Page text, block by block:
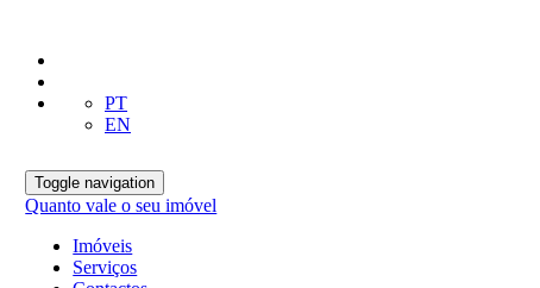
PT
EN
Toggle navigation
Quanto vale o seu imóvel
Imóveis
Serviços